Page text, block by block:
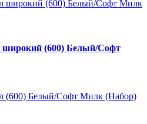
(600) Белый/Софт